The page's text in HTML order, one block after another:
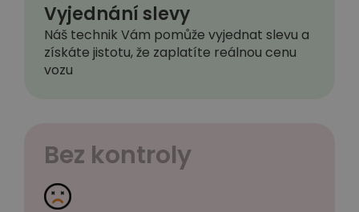
Vyjednání slevy
Náš technik Vám pomůže vyjednat slevu a
získáte jistotu, že zaplatíte reálnou cenu
vozu
Bez kontroly